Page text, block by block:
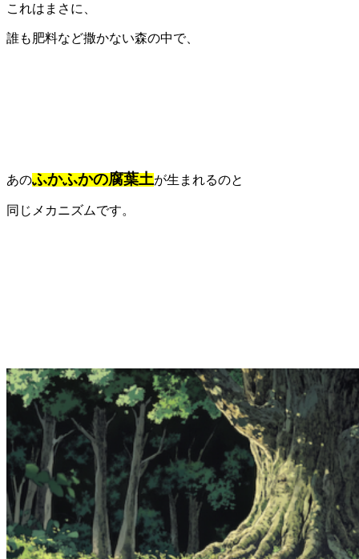
これはまさに、
誰も肥料など撒かない森の中で、
あのふかふかの腐葉土が生まれるのと
同じメカニズムです。